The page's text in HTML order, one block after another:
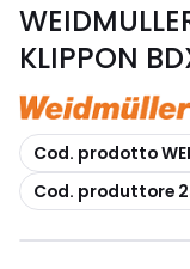
KLIPPON
copia
Cod. prodotto
copia
Cod. produttore